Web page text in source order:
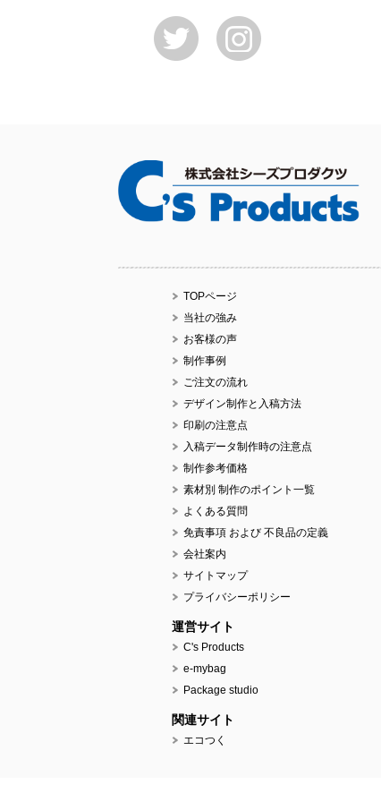
TOPページ
当社の強み
お客様の声
制作事例
ご注文の流れ
デザイン制作と入稿方法
印刷の注意点
入稿データ制作時の注意点
制作参考価格
素材別 制作のポイント一覧
よくある質問
免責事項 および 不良品の定義
会社案内
サイトマップ
プライバシーポリシー
運営サイト
C's Products
e-mybag
Package studio
関連サイト
エコつく